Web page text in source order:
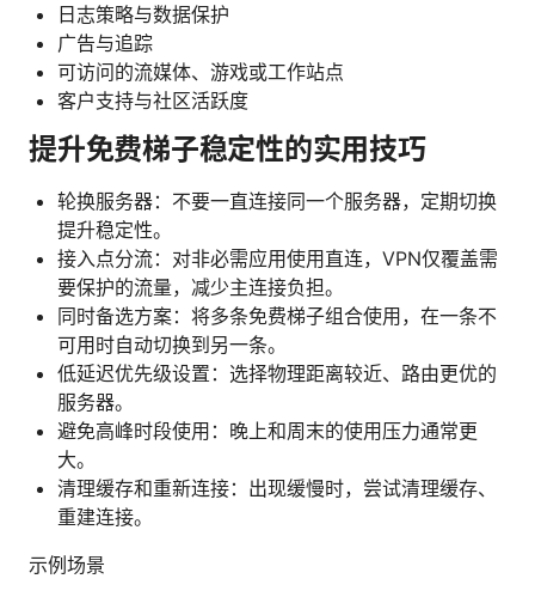
日志策略与数据保护
广告与追踪
可访问的流媒体、游戏或工作站点
客户支持与社区活跃度
提升免费梯子稳定性的实用技巧
轮换服务器：不要一直连接同一个服务器，定期切换
提升稳定性。
接入点分流：对非必需应用使用直连，VPN仅覆盖需
要保护的流量，减少主连接负担。
同时备选方案：将多条免费梯子组合使用，在一条不
可用时自动切换到另一条。
低延迟优先级设置：选择物理距离较近、路由更优的
服务器。
避免高峰时段使用：晚上和周末的使用压力通常更
大。
清理缓存和重新连接：出现缓慢时，尝试清理缓存、
重建连接。
示例场景